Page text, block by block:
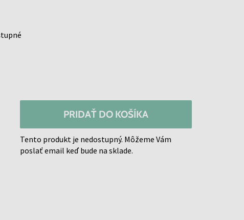
PRIDAŤ DO KOŠÍKA
Tento produkt je nedostupný. Môžeme Vám
poslať email keď bude na sklade.